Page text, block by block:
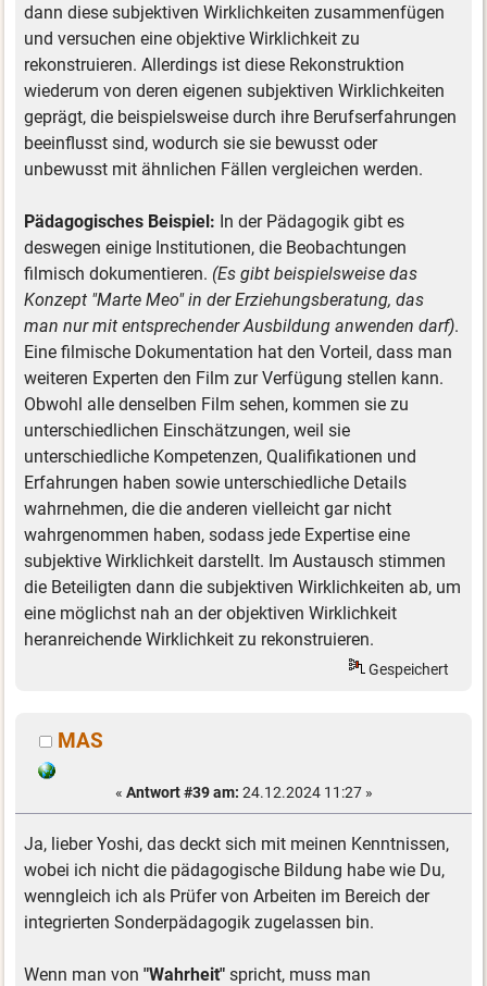
dann diese subjektiven Wirklichkeiten zusammenfügen
und versuchen eine objektive Wirklichkeit zu
rekonstruieren. Allerdings ist diese Rekonstruktion
wiederum von deren eigenen subjektiven Wirklichkeiten
geprägt, die beispielsweise durch ihre Berufserfahrungen
beeinflusst sind, wodurch sie sie bewusst oder
unbewusst mit ähnlichen Fällen vergleichen werden.
Pädagogisches Beispiel: In der Pädagogik gibt es
deswegen einige Institutionen, die Beobachtungen
filmisch dokumentieren. (Es gibt beispielsweise das
Konzept "Marte Meo" in der Erziehungsberatung, das
man nur mit entsprechender Ausbildung anwenden darf).
Eine filmische Dokumentation hat den Vorteil, dass man
weiteren Experten den Film zur Verfügung stellen kann.
Obwohl alle denselben Film sehen, kommen sie zu
unterschiedlichen Einschätzungen, weil sie
unterschiedliche Kompetenzen, Qualifikationen und
Erfahrungen haben sowie unterschiedliche Details
wahrnehmen, die die anderen vielleicht gar nicht
wahrgenommen haben, sodass jede Expertise eine
subjektive Wirklichkeit darstellt. Im Austausch stimmen
die Beteiligten dann die subjektiven Wirklichkeiten ab, um
eine möglichst nah an der objektiven Wirklichkeit
heranreichende Wirklichkeit zu rekonstruieren.
Gespeichert
MAS
« Antwort #39 am: 24.12.2024 11:27 »
Ja, lieber Yoshi, das deckt sich mit meinen Kenntnissen,
wobei ich nicht die pädagogische Bildung habe wie Du,
wenngleich ich als Prüfer von Arbeiten im Bereich der
integrierten Sonderpädagogik zugelassen bin.
Wenn man von"Wahrheit" spricht, muss man